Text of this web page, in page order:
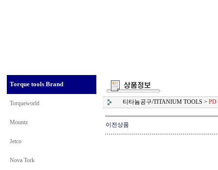
Torque tools Brand
Torqueworld
Mountz
Jetco
Nova Tork
티타늄공구/TITANIUM TOOLS > PD
이전상품